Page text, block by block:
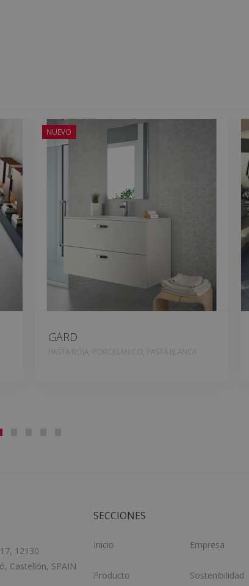
NUEVO
GARD
PASTA ROJA, PORCELANICO, PASTA BLANCA
12130
Castellón, SPAIN
SECCIONES
Inicio
Producto
Empresa
Sostenibilidad